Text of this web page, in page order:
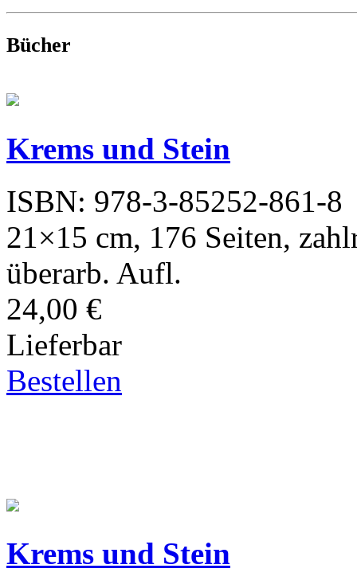
Bücher
Krems und Stein
ISBN: 978-3-85252-861-8
21×15 cm, 176 Seiten,
überarb. Aufl.
24,00 €
Lieferbar
Bestellen
Krems und Stein